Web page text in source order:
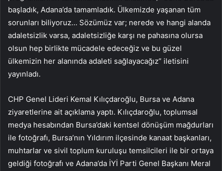
başladık, Adana’da tamamladık. Ülkemizde yaşanan tüm
sorunları biliyoruz… Sözümüz var; nerede ve hangi alanda
adaletsizlik varsa, adaletsizliğe karşı ne pahasına olursa
olsun hep birlikte mücadele edeceğiz ve bu güzel
ülkemizin her alanında adaleti sağlayacağız” iletisini
yayınladı.
CHP Genel Lideri Kemal Kılıçdaroğlu, Bursa ve Adana
ziyaretlerine ait açıklama yaptı. Kılıçdaroğlu, toplumsal
medya hesabından Bursa’daki kentsel dönüşüm mağdurları
ile fotoğrafı, Bursa’nın Yıldırım ilçesinde kanaat başkanları,
muhtarlar ve sivil toplum kuruluşu temsilcileri ile bir ortaya
geldiği fotoğrafı ve Adana’da İYİ Parti Genel Başkanı Meral